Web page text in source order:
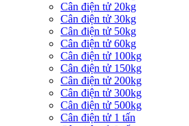
Cân điện tử 20kg
Cân điện tử 30kg
Cân điện tử 50kg
Cân điện tử 60kg
Cân điện tử 100kg
Cân điện tử 150kg
Cân điện tử 200kg
Cân điện tử 300kg
Cân điện tử 500kg
Cân điện tử 1 tấn